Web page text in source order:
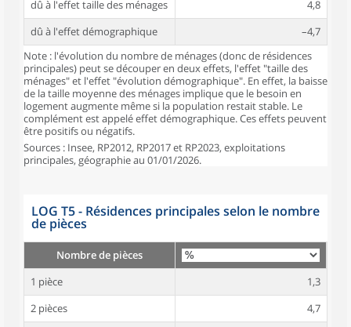
dû à l'effet taille des ménages
4,8
dû à l'effet démographique
–4,7
Note : l'évolution du nombre de ménages (donc de résidences
principales) peut se découper en deux effets, l'effet "taille des
ménages" et l'effet "évolution démographique". En effet, la baisse
de la taille moyenne des ménages implique que le besoin en
logement augmente même si la population restait stable. Le
complément est appelé effet démographique. Ces effets peuvent
être positifs ou négatifs.
Sources : Insee, RP2012, RP2017 et RP2023, exploitations
principales, géographie au 01/01/2026.
LOG T5 - Résidences principales selon le nombre
de pièces
Nombre de pièces
1 pièce
1,3
2 pièces
4,7